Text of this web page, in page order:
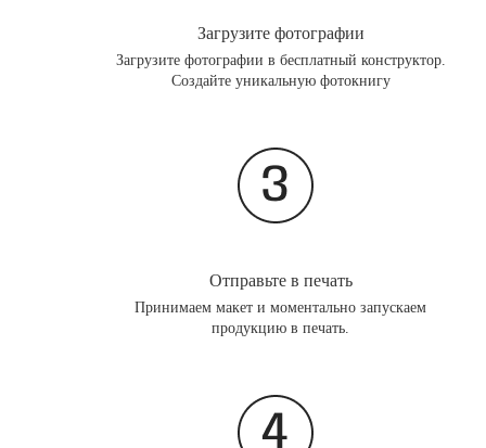
Загрузите фотографии
Загрузите фотографии в бесплатный конструктор.
Создайте уникальную фотокнигу
Отправьте в печать
Принимаем макет и моментально запускаем
продукцию в печать.